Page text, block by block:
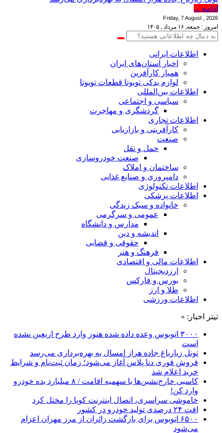
ادامه ...
Friday, 7 August , 2026
امروز : جمعه, ۱۶ مرداد , ۱۴۰۵
اطلاعات‌ ‎ایرانی
اخبار استان‌های ایران
همیار کارآفرین
لوازم یدکی تویوتا قطعات تویوتا
اطلاعات بین‌المللی
سیاسی و اجتماعی
گردشگری و مهاجرت
اطلاعات تجاری
کارآفرینی و بازاریابی
صنعت
حمل و نقل
صنعت خودروسازی
ساختمان و املاک
دامپروری و صنایع غذایی
اطلاعات تکنولوژی
اطلاعات پزشکی
خانواده و سبک زندگی
عمومی و سرگرمی
مدارس و دانشگاه
اندیشه و دین
حقوقی و قضایی
فرهنگ و هنر
اطلاعات مالی و اقتصادی
ارزدیجیتال
بورس و فارکس
طلا و ارز
اطلاعات ورزشی
تیتر اخبار: »
۳۰۰۰ اتوبوس وعده داده شده هنوز وارد طرح اربعین نشده
است
تونل زیارباغ جاده هراز امسال به بهره‌برداری می‌رسد
فروش فوری دنا پلاس آغاز می‌شود؛ زمان ثبت‌نام و شرایط
خرید اعلام شد
کاسبی خارج‌نشین‌ها با سهمیه اقامت / ۸ میلیارد بده خودرو
وارد کن!
خاموشی سراسری، اتصال اینترنت کوبا را مختل کرد
افت ۲۴ درصدی تولید خودرو در کشور
۶۵۰۰ اتوبوس برای بازگشت زائران از مرز مهران اعزام
می‌شود